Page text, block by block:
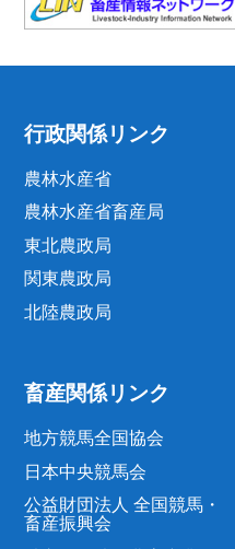
行政関係リンク
農林水産省
農林水産省畜産局
東北農政局
関東農政局
北陸農政局
畜産関係リンク
地方競馬全国協会
日本中央競馬会
公益財団法人 全国競馬・
畜産振興会